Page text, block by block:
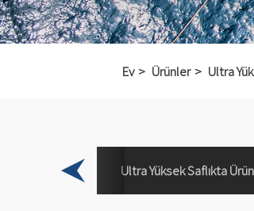
Ev Ürünler Ultra
Ultra Yüksek Saflıkta